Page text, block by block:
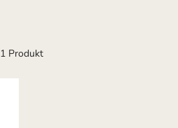
1 Produkt